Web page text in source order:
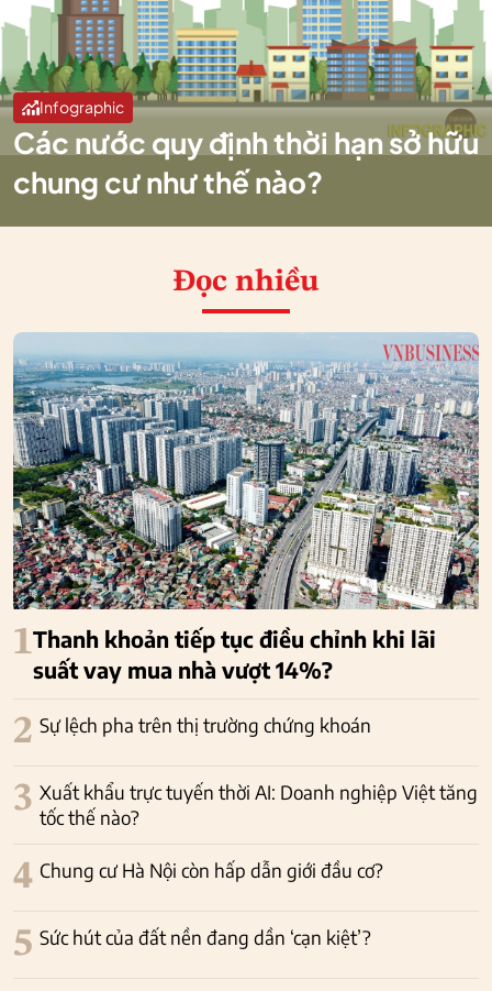
Infographic
Các nước quy định thời hạn sở hữu
chung cư như thế nào?
Đọc nhiều
1Thanh khoản tiếp tục điều chỉnh khi lãi
suất vay mua nhà vượt 14%?
2 Sự lệch pha trên thị trường chứng khoán
3 Xuất khẩu trực tuyến thời AI: Doanh nghiệp Việt tăng
tốc thế nào?
4 Chung cư Hà Nội còn hấp dẫn giới đầu cơ?
5 Sức hút của đất nền đang dần ‘cạn kiệt’?